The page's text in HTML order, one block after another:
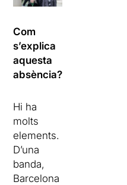
Com
s’explica
aquesta
absència?
Hi ha
molts
elements.
D’una
banda,
Barcelona